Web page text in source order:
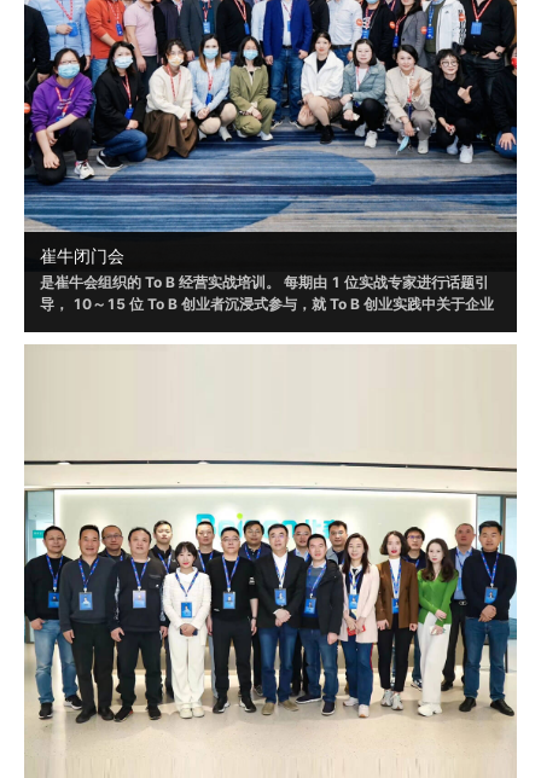
崔牛闭门会
是崔牛会组织的 To B 经营实战培训。 每期由 1 位实战专家进行话题引
导， 10～15 位 To B 创业者沉浸式参与，就 To B 创业实践中关于企业
等话题，进行讨论，并根据自身实践形成具有可借鉴或者可落地的方法